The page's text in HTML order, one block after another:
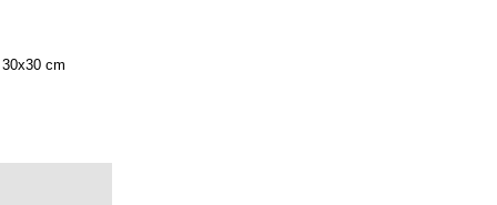
30x30 cm